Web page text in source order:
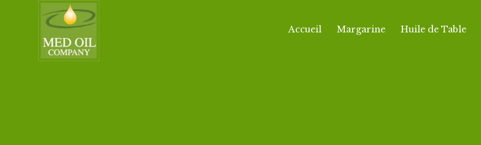
Accueil Margarine Huile de Table